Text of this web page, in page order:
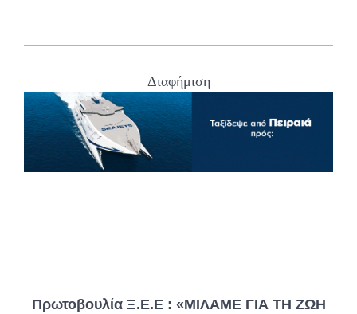
Διαφήμιση
Πρωτοβουλία Ξ.Ε.Ε : «ΜΙΛΑΜΕ ΓΙΑ ΤΗ ΖΩΗ